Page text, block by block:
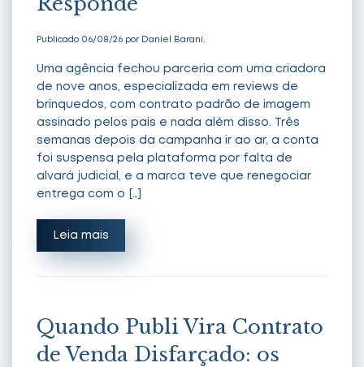
Publicado 06/08/26 por Daniel Barani.
Uma agência fechou parceria com uma criadora
de nove anos, especializada em reviews de
brinquedos, com contrato padrão de imagem
assinado pelos pais e nada além disso. Três
semanas depois da campanha ir ao ar, a conta
foi suspensa pela plataforma por falta de
alvará judicial, e a marca teve que renegociar
entrega com o […]
Leia mais
Quando Publi Vira Contrato
de Venda Disfarçado: os